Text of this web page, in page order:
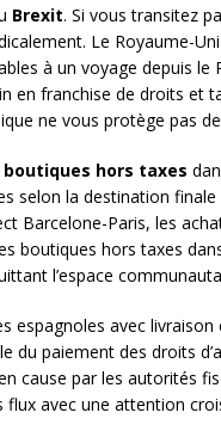
Brexit. Si vous transitez
Le Royaume-Uni
à un voyage depuis le
en franchise de droits et
ne vous protège pas
boutiques hors taxes
selon la destination
Barcelone-Paris, les
boutiques hors taxes
l’espace
espagnoles avec
paiement des droits
cause par les autorités
flux avec une attention